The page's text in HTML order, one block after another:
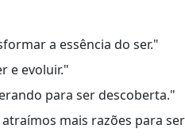
a essência do ser."
e evoluir."
para ser descoberta."
mais razões para ser